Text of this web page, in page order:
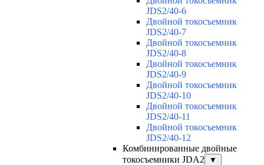
JDS2/40-6
Двойной токосъемник
JDS2/40-7
Двойной токосъемник
JDS2/40-8
Двойной токосъемник
JDS2/40-9
Двойной токосъемник
JDS2/40-10
Двойной токосъемник
JDS2/40-11
Двойной токосъемник
JDS2/40-12
Комбинированные двойные
токосъемники JDA2
▼